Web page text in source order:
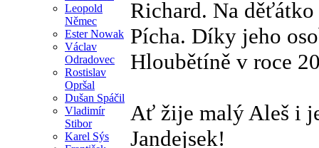
Leopold
Němec
Ester Nowak
Václav
Odradovec
Rostislav
Opršal
Dušan Spáčil
Vladimír
Stibor
Karel Sýs
Richard. Na
Pícha. Díky jeho
Hloubětíně v roce
Ať žije malý Aleš i
Jandejsek!